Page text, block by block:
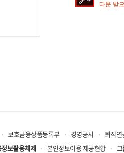
다운 받
보호금융상품등록부 경영공시
퇴직연
보활용체제 본인정보이용 제공현황 그